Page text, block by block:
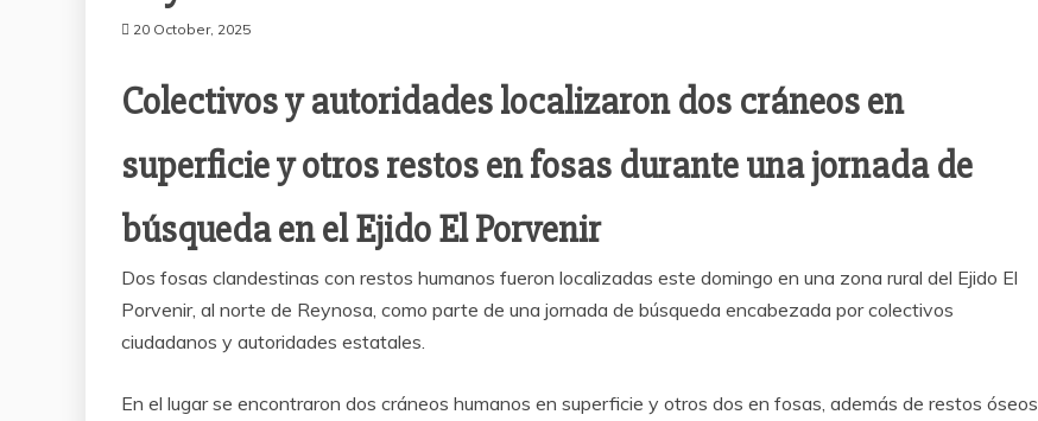
20 October, 2025
Colectivos y autoridades localizaron dos cráneos en
superficie y otros restos en fosas durante una jornada de
búsqueda en el Ejido El Porvenir
Dos fosas clandestinas con restos humanos fueron localizadas este domingo en una zona rural del Ejido El
Porvenir, al norte de Reynosa, como parte de una jornada de búsqueda encabezada por colectivos
ciudadanos y autoridades estatales.
En el lugar se encontraron dos cráneos humanos en superficie y otros dos en fosas, además de restos óseos